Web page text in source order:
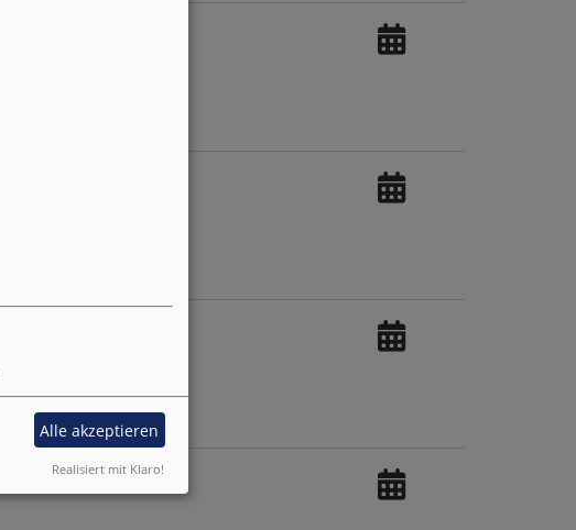
Alle akzeptieren
Realisiert mit Klaro!